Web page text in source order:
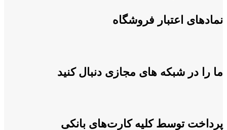
نمادهای اعتبار فروشگاه
ما را در شبکه های مجازی دنبال کنید
پرداخت توسط کلیه کارت‌های بانکی